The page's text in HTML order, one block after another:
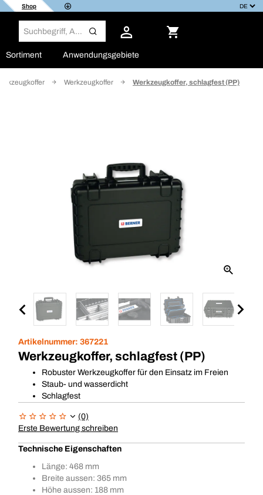
Shop
Sortiment Anwendungsgebiete
Werkzeugkoffer Werkzeugkoffer, schlagfest (PP)
Artikelnummer: 367221
Werkzeugkoffer, schlagfest (PP)
Robuster Werkzeugkoffer für den Einsatz im Freien
Staub- und wasserdicht
Schlagfest
(0)
Erste Bewertung schreiben
Technische Eigenschaften
Länge: 468 mm
Breite aussen: 365 mm
Höhe aussen: 188 mm